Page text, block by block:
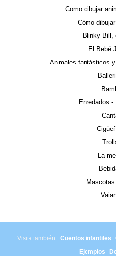
Como dibujar
Cómo
Blinky Bill,
El Bebé
Animales fantásticos
Enredados -
La
Mascotas
Visita también: Cuentos infantiles
Ejemplos